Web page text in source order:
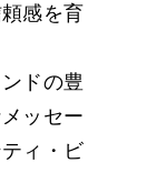
感を育
ンドの豊
ッセー
ィ・ビ